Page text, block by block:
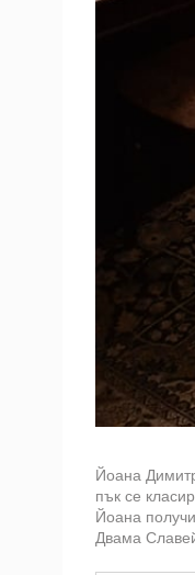
Йоана
пък се
Йоана
Двама